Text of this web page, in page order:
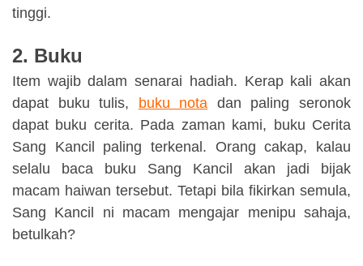
tinggi.
2. Buku
Item wajib dalam senarai hadiah. Kerap kali akan
dapat buku tulis, buku nota dan paling seronok
dapat buku cerita. Pada zaman kami, buku Cerita
Sang Kancil paling terkenal. Orang cakap, kalau
selalu baca buku Sang Kancil akan jadi bijak
macam haiwan tersebut. Tetapi bila fikirkan semula,
Sang Kancil ni macam mengajar menipu sahaja,
betulkah?